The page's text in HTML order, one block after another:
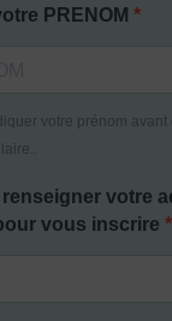
PRENOM
votre prénom avant
votre
vous inscrire